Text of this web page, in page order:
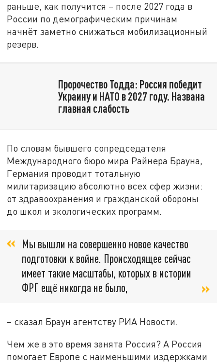
раньше, как получится – после 2027 года в
России по демографическим причинам
начнёт заметно снижаться мобилизационный
резерв.
Пророчество Тодда: Россия победит
Украину и НАТО в 2027 году. Названа
главная слабость
По словам бывшего сопредседателя
Международного бюро мира Райнера Брауна,
Германия проводит тотальную
милитаризацию абсолютно всех сфер жизни:
от здравоохранения и гражданской обороны
до школ и экологических программ.
Мы вышли на совершенно новое качество
подготовки к войне. Происходящее сейчас
имеет такие масштабы, которых в истории
ФРГ ещё никогда не было,
– сказал Браун агентству РИА Новости.
Чем же в это время занята Россия? А Россия
помогает Европе с наименьшими издержками